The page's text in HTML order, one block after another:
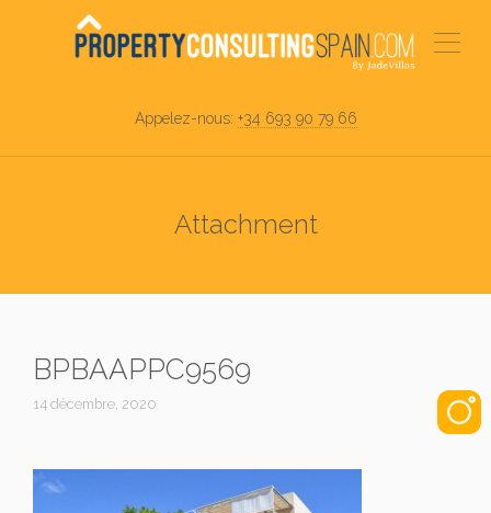
Appelez-nous: +34 693 90 79 66
Attachment
BPBAAPPC9569
14 décembre, 2020